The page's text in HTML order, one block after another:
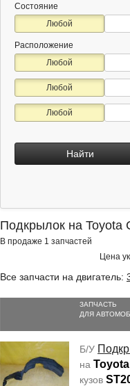
Состояние
Любой
Расположение
Любой
Любой
Любой
Найти
Подкрылок на Toyota
В продаже 1 запчастей
Цена
Все запчасти на двигатель:
ЗАПЧАСТЬ
ДЛЯ
Б/У
на
кузов